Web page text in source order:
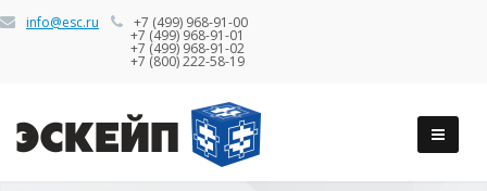
info@esc.ru +7 (499) 968-91-00
+7 (499) 968-91-01
+7 (499) 968-91-02
+7 (800) 222-58-19